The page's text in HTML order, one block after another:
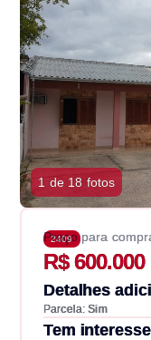
1 de 18 fotos
2409
Preço para
R$ 600.000
Detalhes
Parcela: Sim
Tem